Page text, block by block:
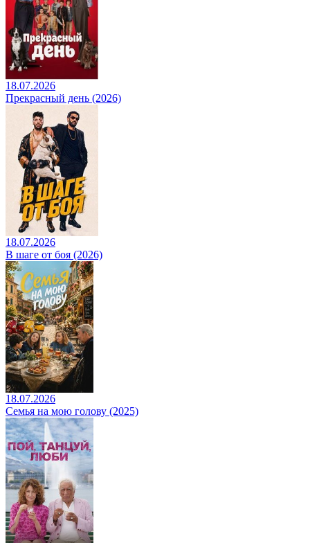
18.07.2026
Прекрасный день (2026)
18.07.2026
В шаге от боя (2026)
18.07.2026
Семья на мою голову (2025)